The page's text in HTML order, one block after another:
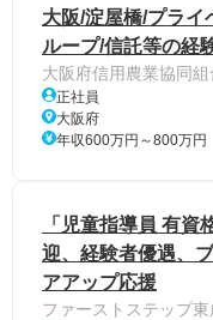
大阪/淀屋橋/プラ
ループ/信託等の経
大阪府信用農業協同
正社員
大阪府
年収600万円～800万円
「児童指導員 有
迎、経験者優遇、
アアップ応援
ファーストステップ東